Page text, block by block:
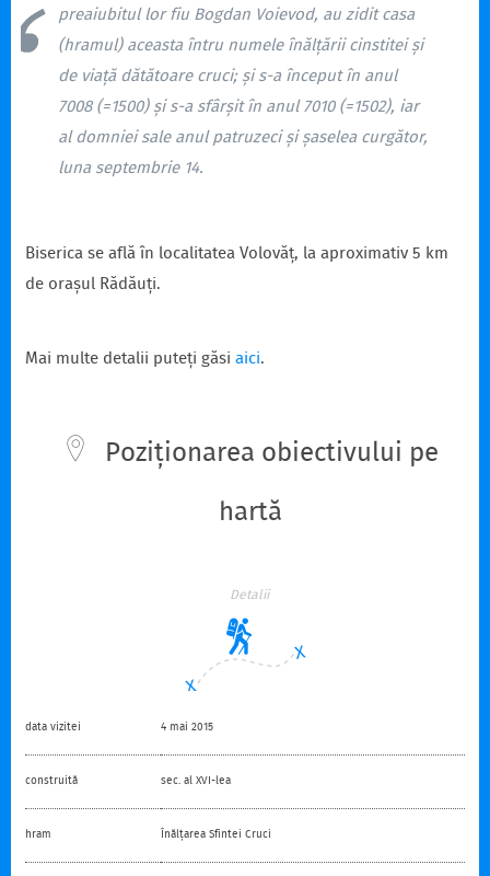
preaiubitul lor fiu Bogdan Voievod, au zidit casa
(hramul) aceasta întru numele înălțării cinstitei și
de viață dătătoare cruci; și s-a început în anul
7008 (=1500) și s-a sfârșit în anul 7010 (=1502), iar
al domniei sale anul patruzeci și șaselea curgător,
luna septembrie 14.
Biserica se află în localitatea Volovăț, la aproximativ 5 km
de orașul Rădăuți.
Mai multe detalii puteți găsi aici.
Poziționarea obiectivului pe
hartă
Detalii
data vizitei 4 mai 2015
construită sec. al XVI-lea
hram Înălțarea Sfintei Cruci